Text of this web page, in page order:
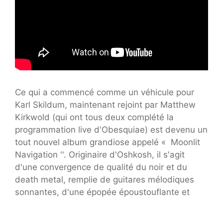
Ce qui a commencé comme un véhicule pour
Karl Skildum, maintenant rejoint par Matthew
Kirkwold (qui ont tous deux complété la
programmation live d'Obesquiae) est devenu un
tout nouvel album grandiose appelé « Moonlit
Navigation ''. Originaire d'Oshkosh, il s'agit
d'une convergence de qualité du noir et du
death metal, remplie de guitares mélodiques
sonnantes, d'une épopée époustouflante et